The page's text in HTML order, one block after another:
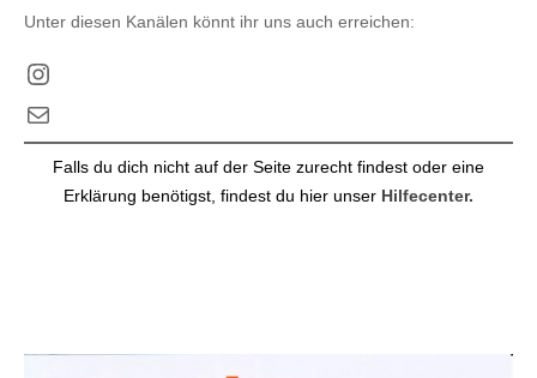
Unter diesen Kanälen könnt ihr uns auch erreichen:
Instagram
E-Mail
Falls du dich nicht auf der Seite zurecht findest oder eine
Erklärung benötigst, findest du hier unser Hilfecenter.